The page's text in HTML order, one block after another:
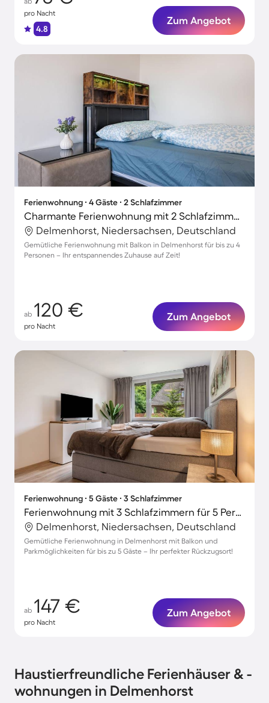
pro Nacht
4.8
Zum Angebot
Ferienwohnung ∙ 4 Gäste ∙ 2 Schlafzimmer
Charmante Ferienwohnung mit 2 Schlafzimmern für 4 Personen
Delmenhorst, Niedersachsen, Deutschland
Gemütliche Ferienwohnung mit Balkon in Delmenhorst für bis zu 4
Personen – Ihr entspannendes Zuhause auf Zeit!
ab 120 €
pro Nacht
Zum Angebot
Ferienwohnung ∙ 5 Gäste ∙ 3 Schlafzimmer
Ferienwohnung mit 3 Schlafzimmern für 5 Personen
Delmenhorst, Niedersachsen, Deutschland
Gemütliche Ferienwohnung in Delmenhorst mit Balkon und
Parkmöglichkeiten für bis zu 5 Gäste – Ihr perfekter Rückzugsort!
ab 147 €
pro Nacht
Zum Angebot
Haustierfreundliche Ferienhäuser & -
wohnungen in Delmenhorst